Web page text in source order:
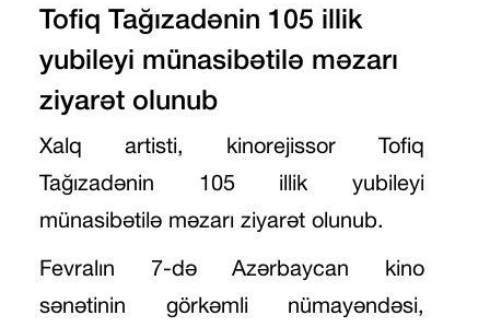
Tofiq Tağızadənin 105 illik
yubileyi münasibətilə məzarı
ziyarət olunub
Xalq artisti, kinorejissor Tofiq
Tağızadənin 105 illik yubileyi
münasibətilə məzarı ziyarət olunub.
Fevralın 7-də Azərbaycan kino
sənətinin görkəmli nümayəndəsi,